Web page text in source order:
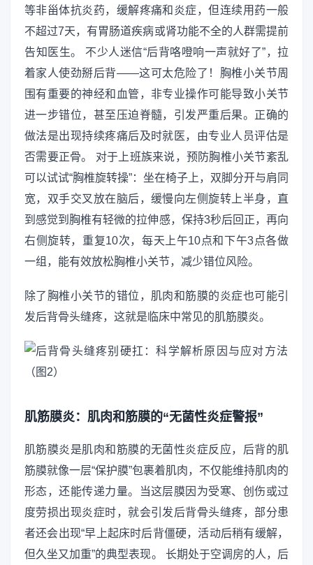
等非甾体抗炎药，缓解疼痛和炎症，但连续用药一般
不超过7天，有胃肠道疾病或肾功能不全的人群需提前
告知医生。 不少人迷信“后背咯噔响一声就好了”，拉
着家人使劲掰后背——这可太危险了！胸椎小关节周
围有重要的神经和血管，非专业操作可能导致小关节
进一步错位，甚至压迫脊髓，引发严重后果。正确的
做法是出现持续疼痛后及时就医，由专业人员评估是
否需要正骨。 对于上班族来说，预防胸椎小关节紊乱
可以试试“胸椎旋转操”：坐在椅子上，双脚分开与肩同
宽，双手交叉放在脑后，缓慢向左侧旋转上半身，直
到感觉到胸椎有轻微的拉伸感，保持3秒后回正，再向
右侧旋转，重复10次，每天上午10点和下午3点各做
一组，能有效放松胸椎小关节，减少错位风险。
除了胸椎小关节的错位，肌肉和筋膜的炎症也可能引
发后背骨头缝疼，这就是临床中常见的肌筋膜炎。
肌筋膜炎：肌肉和筋膜的“无菌性炎症警报”
肌筋膜炎是肌肉和筋膜的无菌性炎症反应，后背的肌
筋膜就像一层“保护膜”包裹着肌肉，不仅能维持肌肉的
形态，还能传递力量。当这层膜因为受寒、创伤或过
度劳损出现炎症时，就会引发后背骨头缝疼，部分患
者还会出现“早上起床时后背僵硬，活动后稍有缓解，
但久坐又加重”的典型表现。 长期处于空调房的人，后